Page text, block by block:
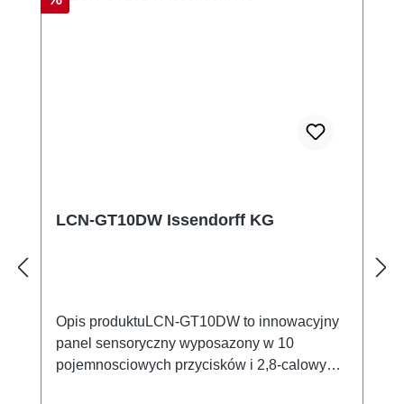
16 bialych diod LED corona, sterowalne za
Wilgotnosc: max. 80% rel., niekondensujaca
LCN-GT10DW Issendorff KG
Opis produktuLCN-GT10DW to innowacyjny
panel sensoryczny wyposazony w 10
pojemnosciowych przycisków i 2,8-calowy